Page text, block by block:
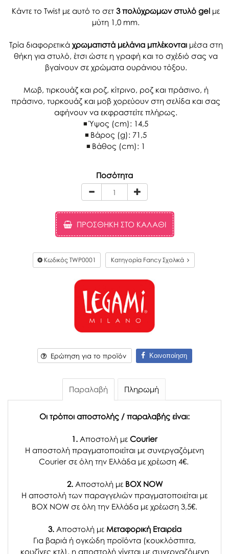
Κάντε το Twist με αυτό το σετ 3 πολύχρωμων στυλό gel με
μύτη 1,0 mm.
Τρία διαφορετικά χρωματιστά μελάνια μπλέκονταιμέσα στη
θήκη για στυλό, έτσι ώστε η γραφή και το σχέδιό σας να
βγαίνουν σε χρώματα ουράνιου τόξου.
Μωβ, τιρκουάζ και ροζ, κίτρινο, ροζ και πράσινο, ή
πράσινο, τυρκουάζ και μοβ χορεύουν στη σελίδα και σας
αφήνουν να εκφραστείτε πλήρως.
Ύψος (cm): 14,5
Βάρος (g): 71,5
Βάθος (cm): 1
Ποσότητα
ΠΡΟΣΘΉΚΗ ΣΤΟ ΚΑΛΆΘΙ
Κωδικός TWP0001 Κατηγορία Fancy Σχολικά
Ερώτηση για το προϊόν Κοινοποίηση
Παραλαβή Πληρωμή
Οι τρόποι αποστολής / παραλαβής είναι:
1. Αποστολή με Courier
Η αποστολή πραγματοποιείται με συνεργαζόμενη
Courier σε όλη την Ελλάδα με χρέωση 4€.
2. Αποστολή μεBOX NOW
Η αποστολή των παραγγελιών πραγματοποιείται με
BOX NOW σε όλη την Ελλάδα με χρέωση 3,5€.
3. Αποστολή μεΜεταφορική Εταιρεία
Για βαριά ή ογκώδη προϊόντα (κουκλόσπιτα,
κουζίνες κτλ), η αποστολή γίνεται με συνεργαζόμενη